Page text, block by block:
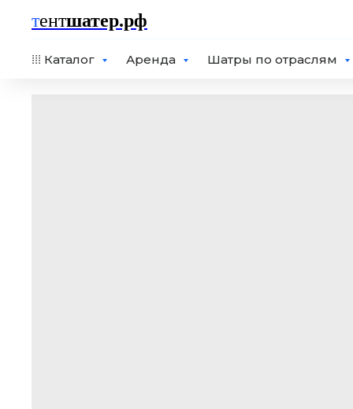
тентшатер.рф
⁞⁞⁞ Каталог Аренда Шатры по отраслям